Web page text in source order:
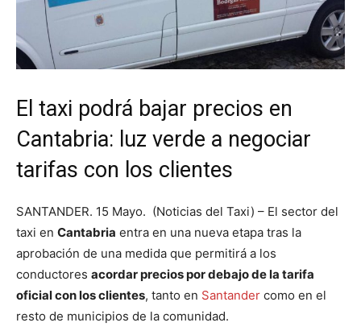
El taxi podrá bajar precios en
Cantabria: luz verde a negociar
tarifas con los clientes
SANTANDER. 15 Mayo. (Noticias del Taxi) – El sector del
taxi en Cantabria entra en una nueva etapa tras la
aprobación de una medida que permitirá a los
conductores acordar precios por debajo de la tarifa
oficial con los clientes, tanto en Santander como en el
resto de municipios de la comunidad.